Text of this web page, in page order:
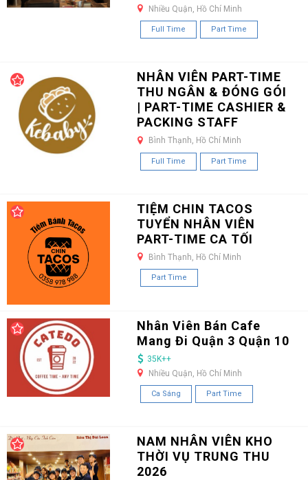
Nhiều Quận, Hồ Chí Minh
Full Time Part Time
NHÂN VIÊN PART-TIME
THU NGÂN & ĐÓNG GÓI
| PART-TIME CASHIER &
PACKING STAFF
Bình Thạnh, Hồ Chí Minh
Full Time Part Time
TIỆM CHIN TACOS
TUYỂN NHÂN VIÊN
PART-TIME CA TỐI
Bình Thạnh, Hồ Chí Minh
Part Time
Nhân Viên Bán Cafe
Mang Đi Quận 3 Quận 10
35K++
Nhiều Quận, Hồ Chí Minh
Ca Sáng Part Time
NAM NHÂN VIÊN KHO
THỜI VỤ TRUNG THU
2026